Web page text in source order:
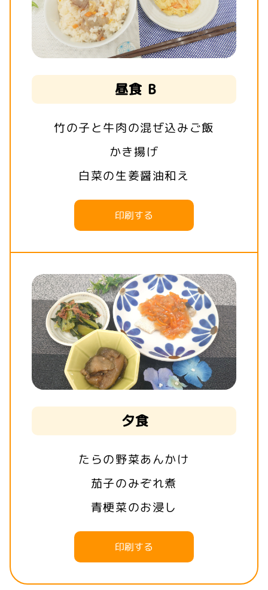
昼食 B
竹の子と牛肉の混ぜ込みご飯
かき揚げ
白菜の生姜醤油和え
印刷する
夕食
たらの野菜あんかけ
茄子のみぞれ煮
青梗菜のお浸し
印刷する